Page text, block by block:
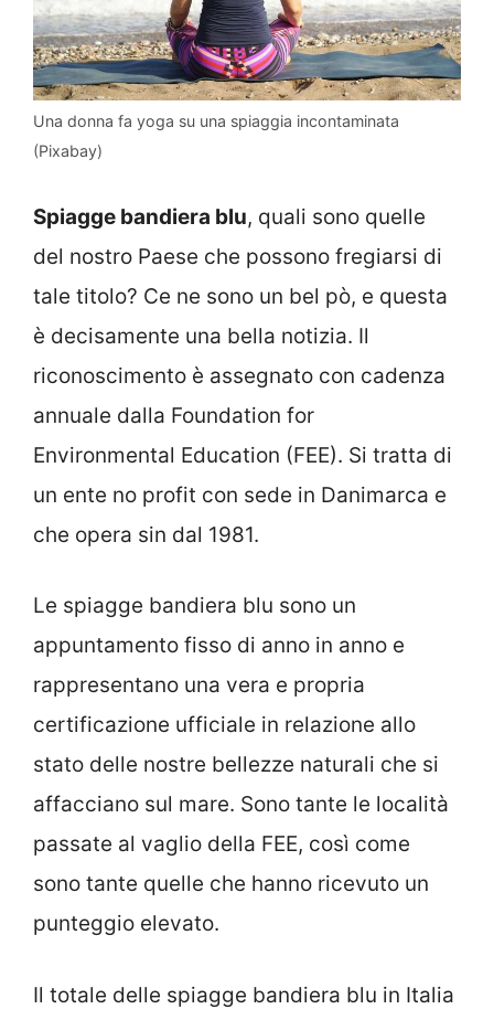
Una donna fa yoga su una spiaggia incontaminata
(Pixabay)
Spiagge bandiera blu, quali sono quelle
del nostro Paese che possono fregiarsi di
tale titolo? Ce ne sono un bel pò, e questa
è decisamente una bella notizia. Il
riconoscimento è assegnato con cadenza
annuale dalla Foundation for
Environmental Education (FEE). Si tratta di
un ente no profit con sede in Danimarca e
che opera sin dal 1981.
Le spiagge bandiera blu sono un
appuntamento fisso di anno in anno e
rappresentano una vera e propria
certificazione ufficiale in relazione allo
stato delle nostre bellezze naturali che si
affacciano sul mare. Sono tante le località
passate al vaglio della FEE, così come
sono tante quelle che hanno ricevuto un
punteggio elevato.
Il totale delle spiagge bandiera blu in Italia